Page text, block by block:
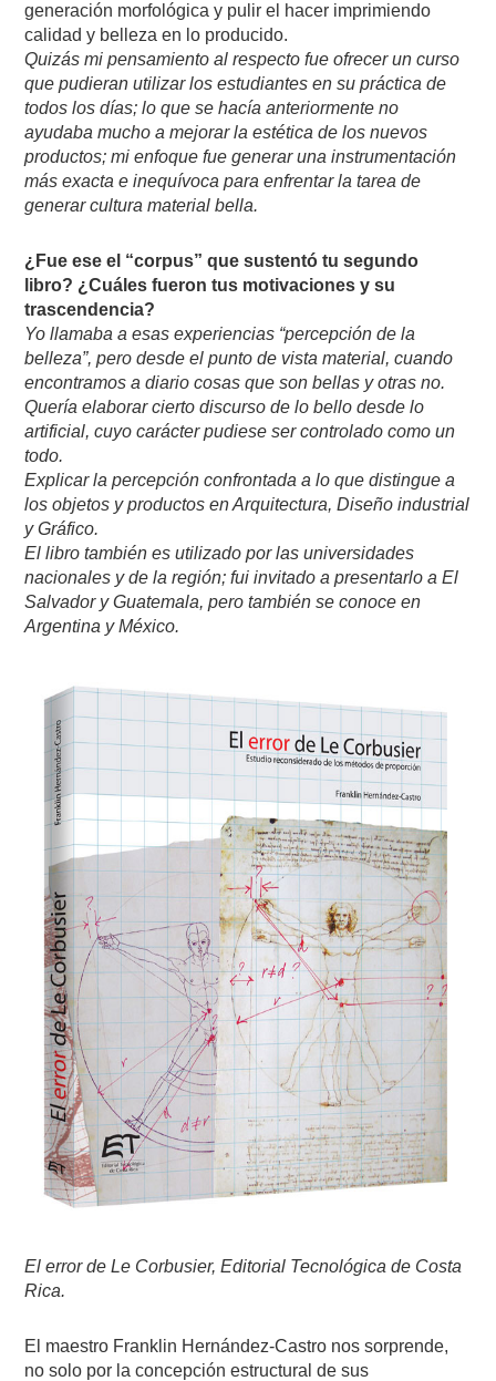
generación morfológica y pulir el hacer imprimiendo
calidad y belleza en lo producido.
Quizás mi pensamiento al respecto fue ofrecer un curso
que pudieran utilizar los estudiantes en su práctica de
todos los días; lo que se hacía anteriormente no
ayudaba mucho a mejorar la estética de los nuevos
productos; mi enfoque fue generar una instrumentación
más exacta e inequívoca para enfrentar la tarea de
generar cultura material bella.
¿Fue ese el “corpus” que sustentó tu segundo
libro? ¿Cuáles fueron tus motivaciones y su
trascendencia?
Yo llamaba a esas experiencias “percepción de la
belleza”, pero desde el punto de vista material, cuando
encontramos a diario cosas que son bellas y otras no.
Quería elaborar cierto discurso de lo bello desde lo
artificial, cuyo carácter pudiese ser controlado como un
todo.
Explicar la percepción confrontada a lo que distingue a
los objetos y productos en Arquitectura, Diseño industrial
y Gráfico.
El libro también es utilizado por las universidades
nacionales y de la región; fui invitado a presentarlo a El
Salvador y Guatemala, pero también se conoce en
Argentina y México.
El error de Le Corbusier, Editorial Tecnológica de Costa
Rica.
El maestro Franklin Hernández-Castro nos sorprende,
no solo por la concepción estructural de sus